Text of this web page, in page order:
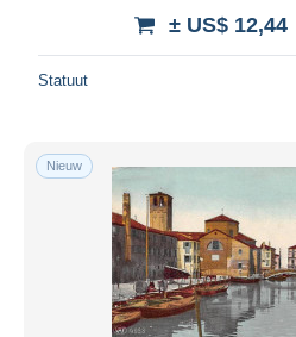
± US$ 12,44
Statuut
Nieuw